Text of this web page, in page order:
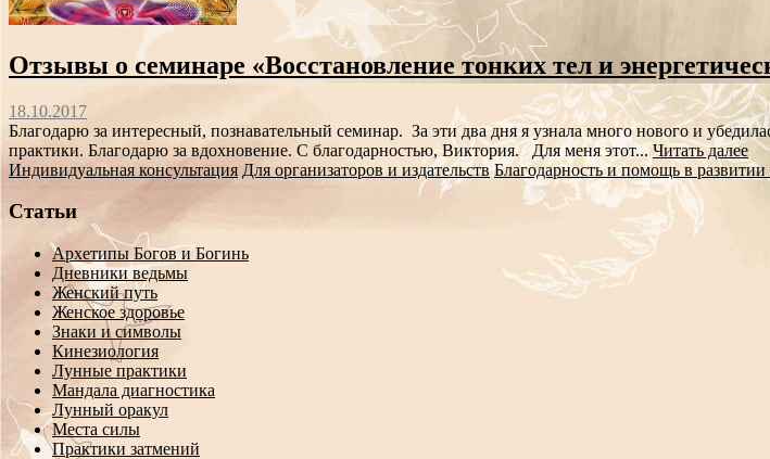
Отзывы о семинаре «Восстановление тонких тел и
18.10.2017
Благодарю за интересный, познавательный семинар. За эти два дня я узнала много нового и
практики. Благодарю за вдохновение. С благодарностью, Виктория. Для меня этот...Читать далее
Индивидуальная консультация Для организаторов и издательств Благодарность и помощь в развитии
Статьи
Архетипы Богов и Богинь
Дневники ведьмы
Женский путь
Женское здоровье
Знаки и символы
Кинезиология
Лунные практики
Мандала диагностика
Лунный оракул
Места силы
Практики затмений